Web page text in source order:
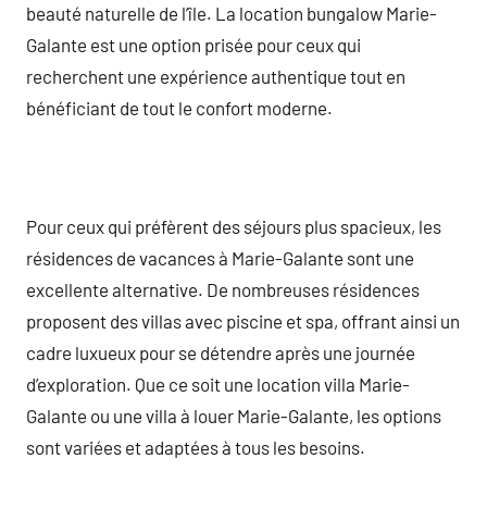
beauté naturelle de l’île. La location bungalow Marie-
Galante est une option prisée pour ceux qui
recherchent une expérience authentique tout en
bénéficiant de tout le confort moderne.
Pour ceux qui préfèrent des séjours plus spacieux, les
résidences de vacances à Marie-Galante sont une
excellente alternative. De nombreuses résidences
proposent des villas avec piscine et spa, offrant ainsi un
cadre luxueux pour se détendre après une journée
d’exploration. Que ce soit une location villa Marie-
Galante ou une villa à louer Marie-Galante, les options
sont variées et adaptées à tous les besoins.